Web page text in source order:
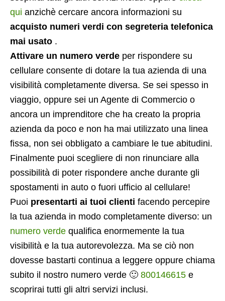
qui anzichè cercare ancora informazioni su
acquisto numeri verdi con segreteria telefonica
mai usato .
Attivare un numero verde per rispondere su
cellulare consente di dotare la tua azienda di una
visibilità completamente diversa. Se sei spesso in
viaggio, oppure sei un Agente di Commercio o
ancora un imprenditore che ha creato la propria
azienda da poco e non ha mai utilizzato una linea
fissa, non sei obbligato a cambiare le tue abitudini.
Finalmente puoi scegliere di non rinunciare alla
possibilità di poter rispondere anche durante gli
spostamenti in auto o fuori ufficio al cellulare!
Puoi presentarti ai tuoi clienti facendo percepire
la tua azienda in modo completamente diverso: un
numero verde qualifica enormemente la tua
visibilità e la tua autorevolezza. Ma se ciò non
dovesse bastarti continua a leggere oppure chiama
subito il nostro numero verde 🙂 800146615 e
scoprirai tutti gli altri servizi inclusi.